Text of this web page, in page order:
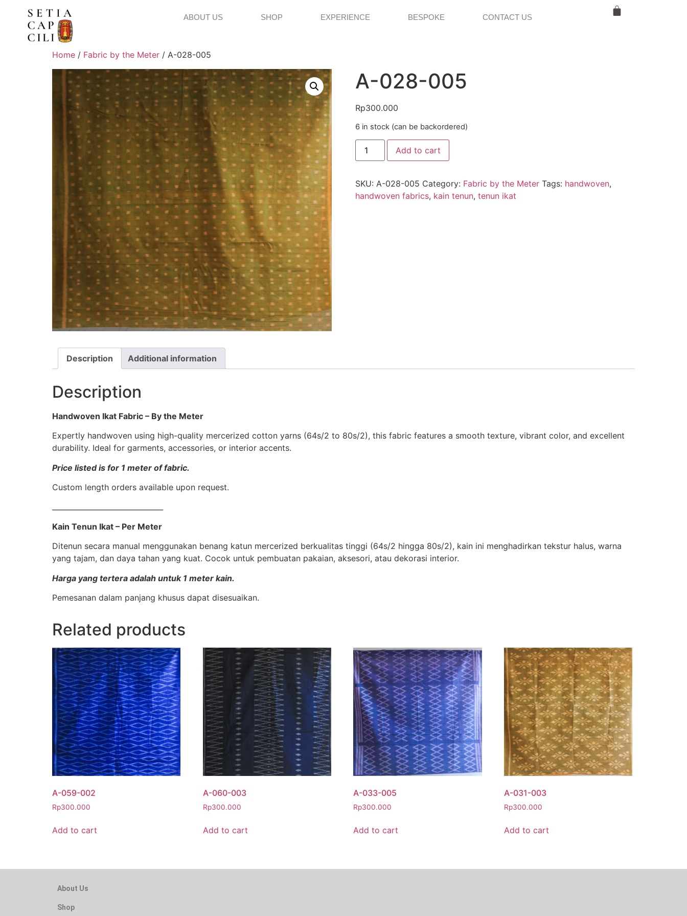
ABOUT US SHOP EXPERIENCE BESPOKE CONTACT US
Home / Fabric by the Meter / A-028-005
A-028-005
Rp300.000
6 in stock (can be backordered)
Add to cart
SKU: A-028-005 Category: Fabric by the Meter Tags: handwoven,
handwoven fabrics, kain tenun, tenun ikat
Description Additional information
Description
Handwoven Ikat Fabric – By the Meter
Expertly handwoven using high-quality mercerized cotton yarns (64s/2 to 80s/2), this fabric features a smooth texture, vibrant color, and excellent
durability. Ideal for garments, accessories, or interior accents.
Price listed is for 1 meter of fabric.
Custom length orders available upon request.
Kain Tenun Ikat – Per Meter
Ditenun secara manual menggunakan benang katun mercerized berkualitas tinggi (64s/2 hingga 80s/2), kain ini menghadirkan tekstur halus, warna
yang tajam, dan daya tahan yang kuat. Cocok untuk pembuatan pakaian, aksesori, atau dekorasi interior.
Harga yang tertera adalah untuk 1 meter kain.
Pemesanan dalam panjang khusus dapat disesuaikan.
Related products
A-059-002
Rp300.000
Add to cart
A-060-003
Rp300.000
Add to cart
A-033-005
Rp300.000
Add to cart
A-031-003
Rp300.000
Add to cart
About Us
Shop